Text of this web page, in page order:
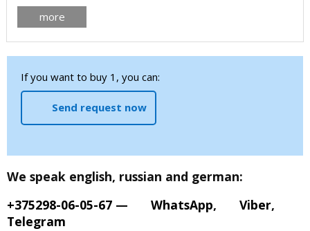
more
If you want to buy 1, you can:
Send request now
We speak english, russian and german:
+375298-06-05-67 — WhatsApp, Viber,
Telegram